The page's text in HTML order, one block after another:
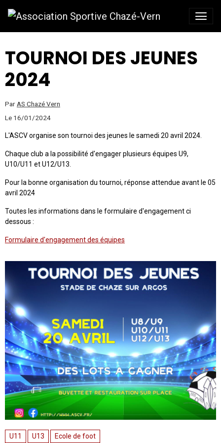
TOURNOI DES JEUNES
2024
ParAS Chazé Vern
Le 16/01/2024
L'ASCV organise son tournoi des jeunes le samedi 20 avril 2024.
Chaque club a la possibilité d'engager plusieurs équipes U9,
U10/U11 et U12/U13.
Pour la bonne organisation du tournoi, réponse attendue avant le 05
avril 2024
Toutes les informations dans le formulaire d'engagement ci
dessous :
Formulaire d'engagement des équipes
U11 U13 Ecole de foot